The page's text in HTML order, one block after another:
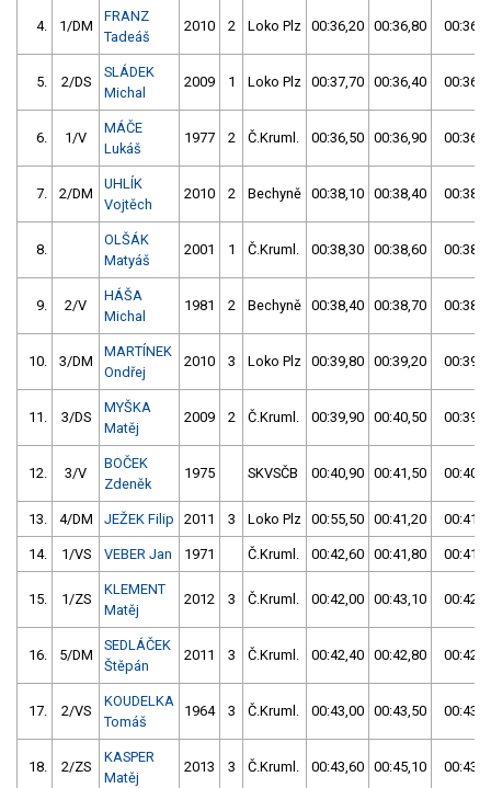
4. 1/DM
FRANZ
Tadeáš
2010 2 Loko Plz 00:36,20 00:36,80
5. 2/DS
SLÁDEK
Michal
2009 1 Loko Plz 00:37,70 00:36,40
6. 1/V
MÁČE
Lukáš
1977 2 Č.Kruml. 00:36,50 00:36,90
7. 2/DM
UHLÍK
Vojtěch
2010 2 Bechyně 00:38,10 00:38,40
8.
OLŠÁK
Matyáš
2001 1 Č.Kruml. 00:38,30 00:38,60
9. 2/V
HÁŠA
Michal
1981 2 Bechyně 00:38,40 00:38,70
10. 3/DM
MARTÍNEK
Ondřej
2010 3 Loko Plz 00:39,80 00:39,20
11. 3/DS
MYŠKA
Matěj
2009 2 Č.Kruml. 00:39,90 00:40,50
12. 3/V
BOČEK
Zdeněk
1975 SKVSČB 00:40,90 00:41,50
13. 4/DM JEŽEK Filip 2011 3 Loko Plz 00:55,50 00:41,20
14. 1/VS VEBER Jan 1971 Č.Kruml. 00:42,60 00:41,80
15. 1/ZS
KLEMENT
Matěj
2012 3 Č.Kruml. 00:42,00 00:43,10
16. 5/DM
SEDLÁČEK
Štěpán
2011 3 Č.Kruml. 00:42,40 00:42,80
17. 2/VS
KOUDELKA
Tomáš
1964 3 Č.Kruml. 00:43,00 00:43,50
18. 2/ZS
KASPER
Matěj
2013 3 Č.Kruml. 00:43,60 00:45,10